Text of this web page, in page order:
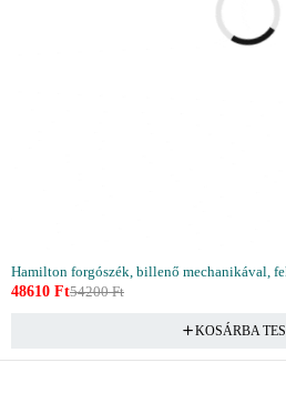
Hamilton forgószék, billenő mechanikával,
54200Ft
48610 Ft
KOSÁRBA